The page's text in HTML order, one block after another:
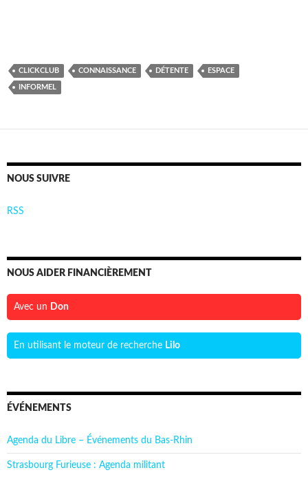
CLICKCLUB CONNAISSANCE DÉTENTE ESPACE
INFORMEL
NOUS SUIVRE
RSS
NOUS AIDER FINANCIÈREMENT
Avec un Don
En utilisant le moteur de recherche Lilo
ÉVÉNEMENTS
Agenda du Libre – Événements du Bas-Rhin
Strasbourg Furieuse : Agenda militant